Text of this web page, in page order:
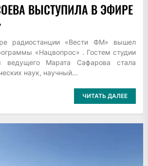
ВЫСТУПИЛА В ЭФИРЕ
радиостанции «Вести ФМ» вышел
«Нацвопрос» . Гостем студии
ведущего Марата Сафарова стала
наук, научный...
ЧИТАТЬ ДАЛЕЕ